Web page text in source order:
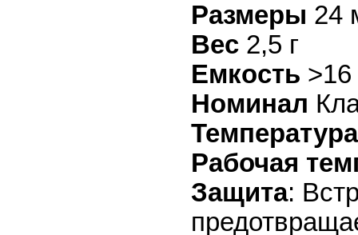
Размеры 24
Вес 2,5 г
Емкость
Номинал
Рабочая
Защита: